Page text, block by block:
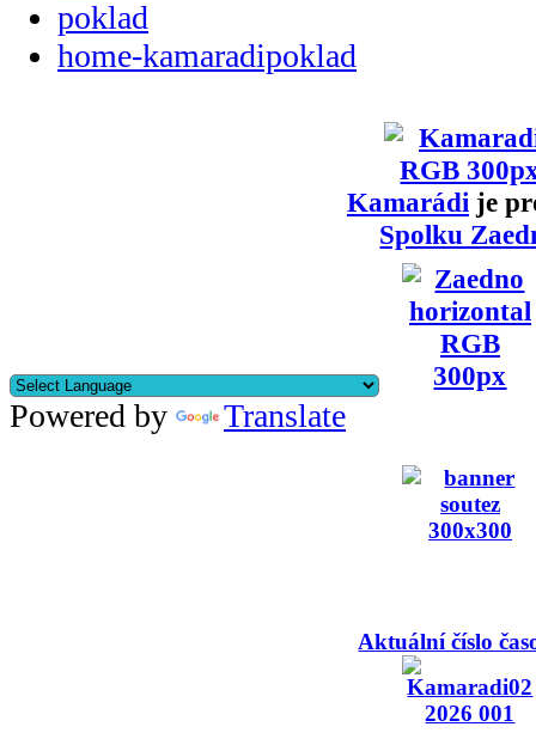
poklad
home-kamaradipoklad
Kamarádi je
Spolku
Powered by Translate
Aktuální číslo